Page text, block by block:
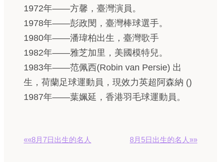
1972年——方馨，臺灣演員。
1978年——彭政閔，臺灣棒球選手。
1980年——潘瑋柏出生，臺灣歌手
1982年——雅芝加里，美國模特兒。
1983年——范佩西(Robin van Persie) 出
生，荷蘭足球運動員，現效力英超阿森納 ()
1987年——葉姵延，香港羽毛球運動員。
««8月7日出生的名人 8月5日出生的名人»»